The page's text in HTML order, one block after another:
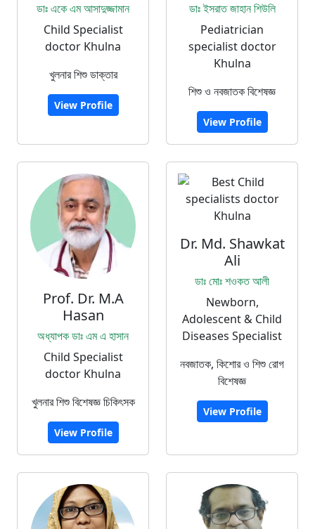
ডাঃ একে এম আসাদুজ্জামান
Child Specialist
doctor Khulna
খুলনার শিশু ডাক্তার
View Profile
ডাঃ ইসরাত জাহান শিউলি
Pediatrician
specialist doctor
Khulna
শিশু ও নবজাতক বিশেষজ্ঞ
View Profile
Prof. Dr. M.A
Hasan
অধ্যাপক ডাঃ এম এ হাসান
Child Specialist
doctor Khulna
খুলনার শিশু বিশেষজ্ঞ চিকিৎসক
View Profile
Dr. Md. Shawkat
Ali
ডাঃ মোঃ শওকত আলী
Newborn,
Adolescent & Child
Diseases Specialist
নবজাতক, কিশোর ও শিশু রোগ
বিশেষজ্ঞ
View Profile